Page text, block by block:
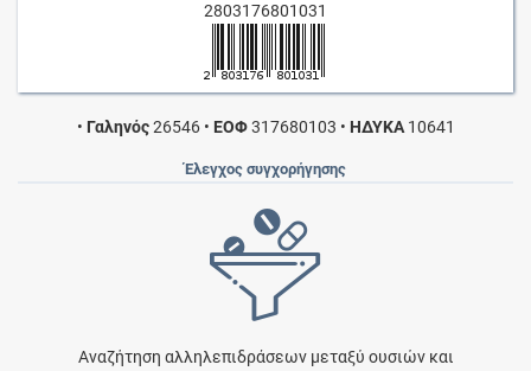
2803176801031
• Γαληνός26546 • ΕΟΦ317680103 • ΗΔΥΚΑ10641
Έλεγχος συγχορήγησης
Αναζήτηση αλληλεπιδράσεων μεταξύ ουσιών και